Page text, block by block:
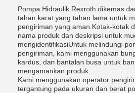
Pompa Hidraulik Rexroth dikemas
tahan karat yang tahan lama untuk
pengiriman yang aman.Kotak-kotak
nama produk dan deskripsi untuk
mengidentifikasiUntuk melindungi
pengiriman, kami menggunakan
kardus, dan bantalan busa untuk
mengamankan produk.
Kami menggunakan operator
tergantung pada ukuran dan berat